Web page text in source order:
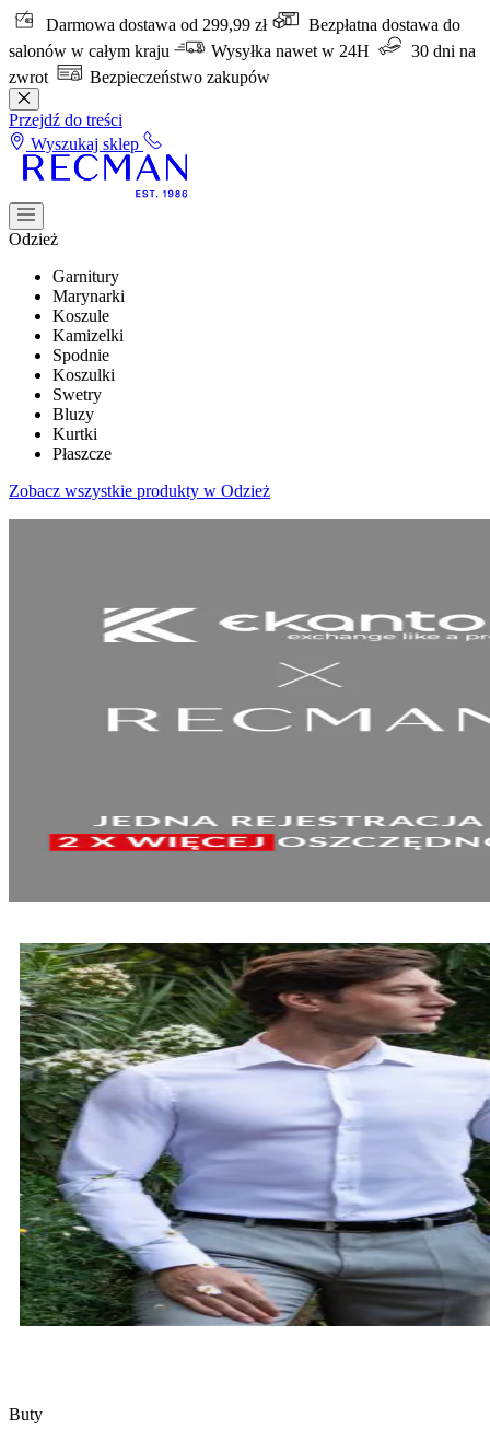
Darmowa dostawa od 299,99 zł
Bezpłatna dostawa do
salonów w całym kraju
Wysyłka nawet w 24H
30 dni na
zwrot
Bezpieczeństwo zakupów
Przejdź do treści
Wyszukaj sklep
Odzież
Garnitury
Marynarki
Koszule
Kamizelki
Spodnie
Koszulki
Swetry
Bluzy
Kurtki
Płaszcze
Zobacz wszystkie produkty w Odzież
Buty